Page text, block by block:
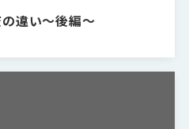
違い〜後編〜